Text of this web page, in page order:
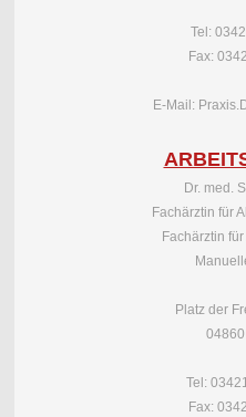
Tel:
Fax:
E-Mail:
Dr. med.
Fachärztin für
Fachärztin
Platz der
Tel:
Fax: